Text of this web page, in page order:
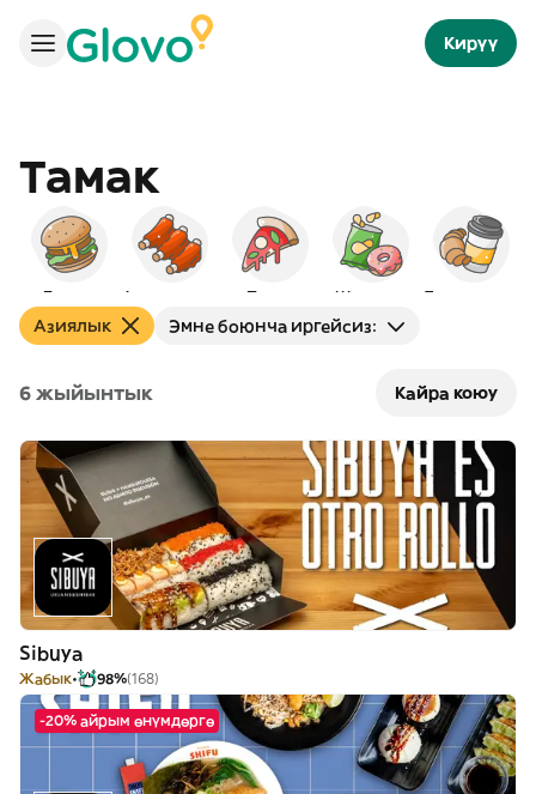
Кирүү
Тамак
Бургер Америкалык Пицца Шам-шум Таңкы тамак
Азиялык Эмне боюнча иргейсиз:
6 жыйынтык Кайра коюу
Sibuya
Жабык 98%(168)
-20% айрым өнүмдөргө